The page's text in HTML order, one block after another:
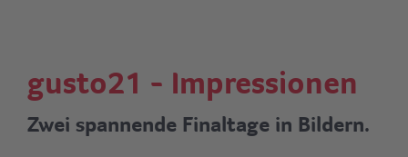
gusto21 - Impressionen
Zwei spannende Finaltage in Bildern.